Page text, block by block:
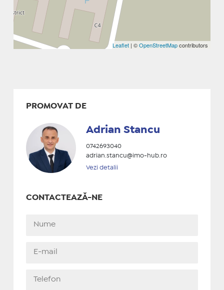
Leaflet | ©OpenStreetMapcontributors
PROMOVAT DE
Adrian Stancu
0742693040
adrian.stancu@imo-hub.ro
Vezi detalii
CONTACTEAZĂ-NE